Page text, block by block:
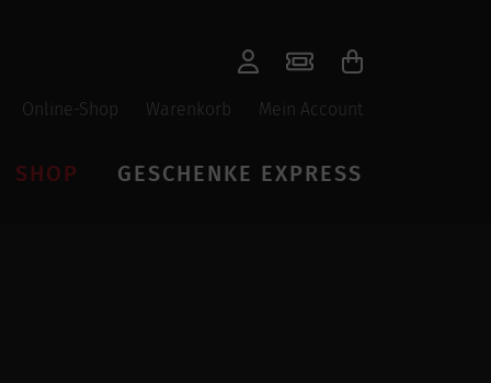
Online-Shop Warenkorb Mein Account
SHOP GESCHENKE EXPRESS